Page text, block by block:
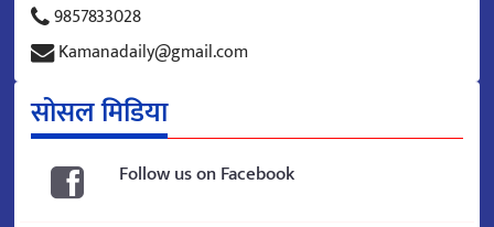
9857833028
Kamanadaily@gmail.com
सोसल मिडिया
Follow us on Facebook